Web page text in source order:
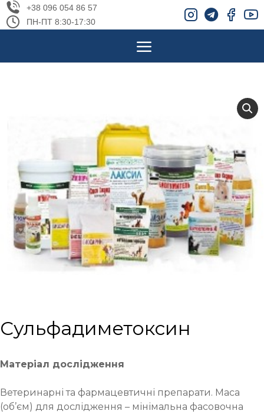
+38 096 054 86 57
ПН-ПТ 8:30-17:30
Сульфадиметоксин
Матеріал дослідження
Ветеринарні та фармацевтичні препарати. Маса
(об’єм) для дослідження – мінімальна фасовочна